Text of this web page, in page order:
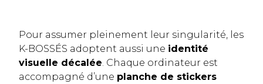
Pour assumer pleinement leur singularité, les
K-BOSSÉS adoptent aussi une identité
visuelle décalée . Chaque ordinateur est
accompagné d’une planche de stickers